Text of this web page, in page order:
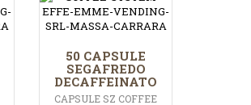
50 CAPSULE
SEGAFREDO
DECAFFEINATO
CAPSULE SZ COFFEE